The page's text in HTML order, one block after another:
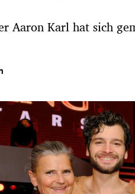
Aaron Karl hat sich
öffnen/schließen